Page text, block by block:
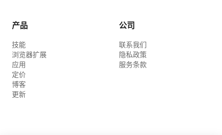
产品
技能
浏览器扩展
应用
定价
博客
更新
公司
联系我们
隐私政策
服务条款